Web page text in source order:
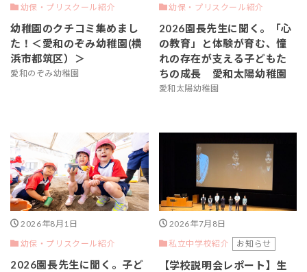
幼保・プリスクール紹介
幼稚園のクチコミ集めまし
た！＜愛和のぞみ幼稚園(横
浜市都筑区）＞
愛和のぞみ幼稚園
幼保・プリスクール紹介
2026園長先生に聞く。「心
の教育」と体験が育む、憧
れの存在が支える子どもた
ちの成長 愛和太陽幼稚園
愛和太陽幼稚園
2026年8月1日
幼保・プリスクール紹介
2026園長先生に聞く。子ど
2026年7月8日
私立中学校紹介
お知らせ
【学校説明会レポート】生